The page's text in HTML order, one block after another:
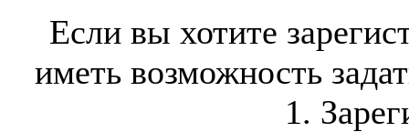
Если вы хотите
иметь возможность
1.